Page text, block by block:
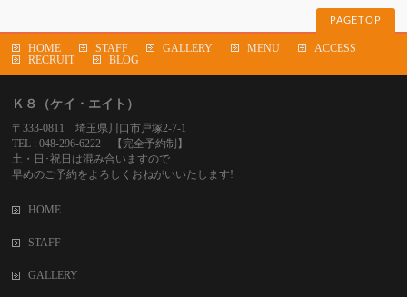
PAGETOP
HOME STAFF GALLERY MENU
ACCESS
RECRUIT
BLOG
Ｋ８（ケイ・エイト）
〒333-0811 埼玉県川口市戸塚2-7-1
TEL : 048-296-6222 【完全予約制】
土・日･祝日は混み合いますので
早めのご予約をよろしくおねがいいたします!
HOME
STAFF
GALLERY